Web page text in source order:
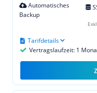
Automatisches
Backup
Vertragslaufzeit: 1
Tarifdetails